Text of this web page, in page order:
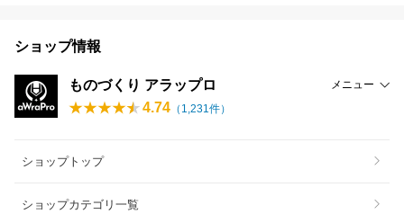
ショップ情報
ものづくり アラップロ メニュー
4.74 （ 1,231 件）
ショップトップ
ショップカテゴリ一覧